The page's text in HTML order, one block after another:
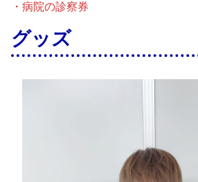
・病院の診察券
グッズ